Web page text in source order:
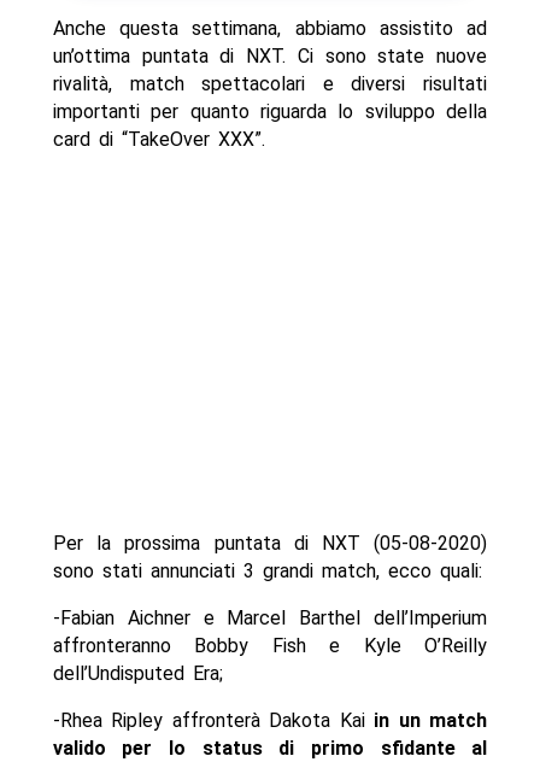
Anche questa settimana, abbiamo assistito ad
un’ottima puntata di NXT. Ci sono state nuove
rivalità, match spettacolari e diversi risultati
importanti per quanto riguarda lo sviluppo della
card di “TakeOver XXX”.
Per la prossima puntata di NXT (05-08-2020)
sono stati annunciati 3 grandi match, ecco quali:
-Fabian Aichner e Marcel Barthel dell’Imperium
affronteranno Bobby Fish e Kyle O’Reilly
dell’Undisputed Era;
-Rhea Ripley affronterà Dakota Kai in un match
valido per lo status di primo sfidante al